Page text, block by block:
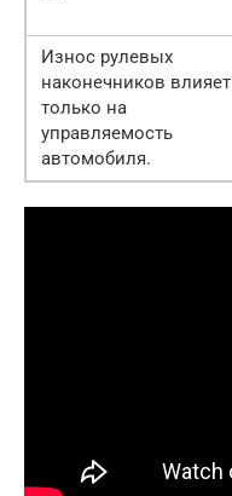
Износ рулевых
наконечников влияет
только на
управляемость
автомобиля.